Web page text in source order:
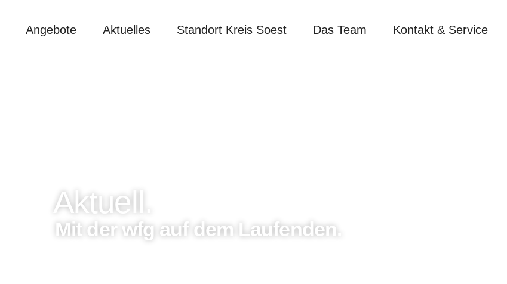
Angebote Aktuelles Standort Kreis Soest Das Team Kontakt & Service
Aktuell.
Mit der wfg auf dem Laufenden.